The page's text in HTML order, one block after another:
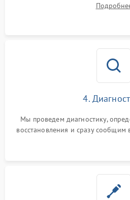
4.
Мы проведем диагностику,
восстановления и сразу сообщим